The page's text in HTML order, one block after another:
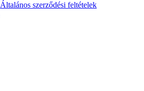
Általános szerződési feltételek